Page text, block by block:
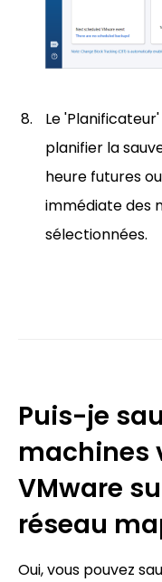
Le
planifier la
heure futures
immédiate des
sélectionnées.
Puis-je
machines
VMware
réseau
Oui, vous pouvez